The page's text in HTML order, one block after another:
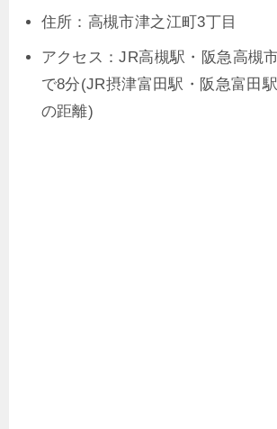
住所：高槻市津之江町3丁目
アクセス：JR高槻駅・阪急高槻
で8分(JR摂津富田駅・阪急富田
の距離)